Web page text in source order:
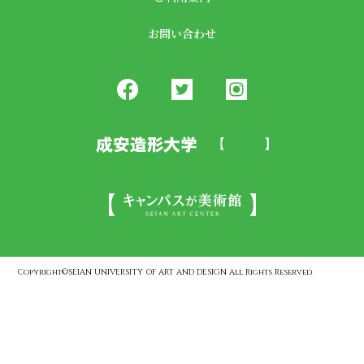
お問い合わせ
Copyright©SEIAN UNIVERSITY OF ART AND DESIGN All Rights Reserved.